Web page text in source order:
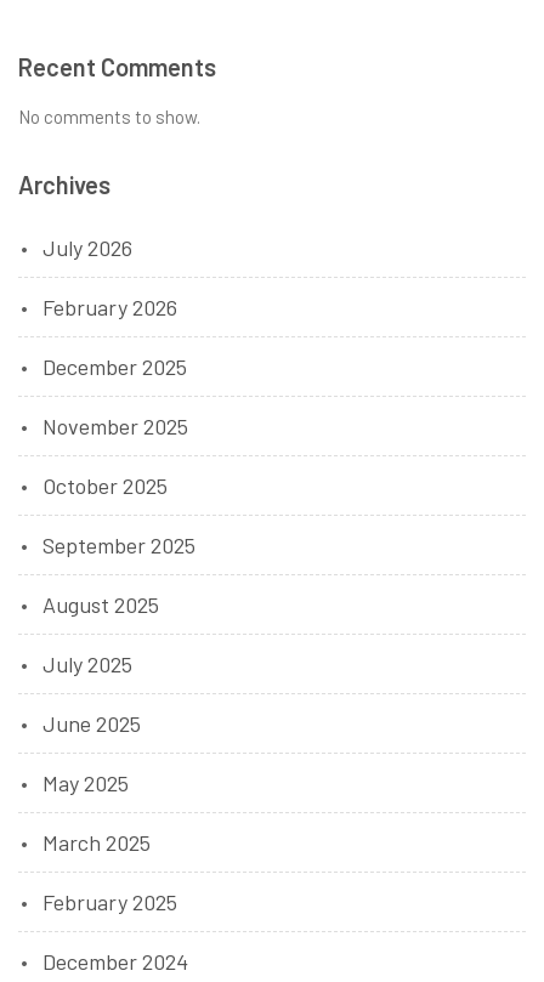
Recent Comments
No comments to show.
Archives
July 2026
February 2026
December 2025
November 2025
October 2025
September 2025
August 2025
July 2025
June 2025
May 2025
March 2025
February 2025
December 2024